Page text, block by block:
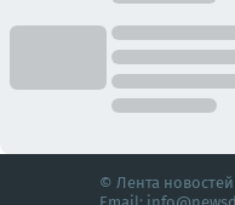
© Лента